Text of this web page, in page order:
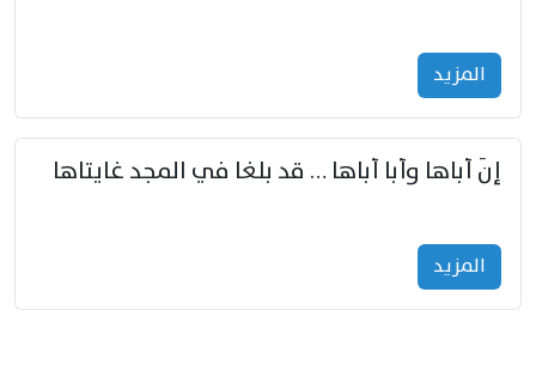
المزید
إنّ أباها وأبا أباها … قد بلغا في المجد غايتاها
المزید